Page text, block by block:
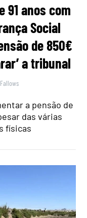
91 anos com
Social
de 850€
a tribunal
a pensão de
das várias
físicas